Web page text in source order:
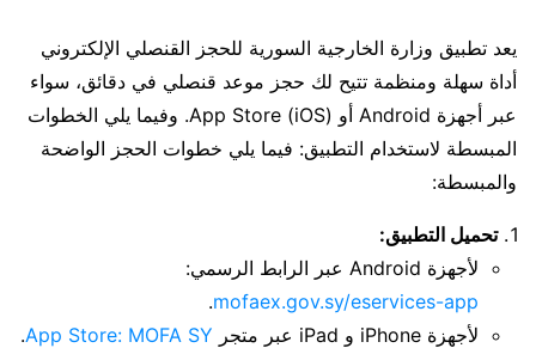
يعد تطبيق وزارة الخارجية السورية للحجز القنصلي الإلكتروني
أداة سهلة ومنظمة تتيح لك حجز موعد قنصلي في دقائق، سواء
عبر أجهزة Android أو App Store (iOS). وفيما يلي الخطوات
المبسطة لاستخدام التطبيق: فيما يلي خطوات الحجز الواضحة
والمبسطة:
تحميل التطبيق:
لأجهزة Android عبر الرابط الرسمي:
mofaex.gov.sy/eservices-app
.
لأجهزة iPhone و iPad عبر متجر
App Store: MOFA SY
.